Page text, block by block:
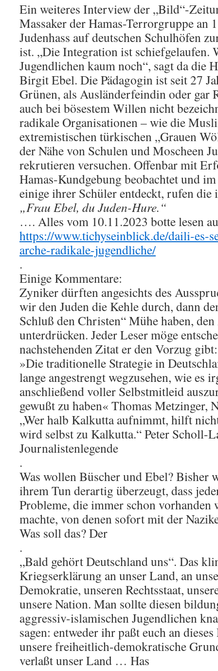
Ein weiteres Interview der „Bild“-
Massaker der Hamas-Terrorgruppe an
Judenhass auf deutschen Schulhöfen
ist. „Die Integration ist schiefgelaufen.
Jugendlichen kaum noch“, sagt da die
Birgit Ebel. Die Pädagogin ist seit 27
Grünen, als Ausländerfeindin oder gar
auch bei bösestem Willen nicht
radikale Organisationen – wie die
extremistischen türkischen „Grauen
der Nähe von Schulen und Moscheen
rekrutieren versuchen. Offenbar mit
Hamas-Kundgebung beobachtet und
einige ihrer Schüler entdeckt, rufen
„Frau Ebel, du Juden-Hure.“
…. Alles vom 10.11.2023 botte lesen
https://www.tichyseinblick.de/daili-es-
arche-radikale-jugendliche/
.
Einige Kommentare:
Zyniker dürften angesichts des
wir den Juden die Kehle durch, dann
Schluß den Christen“ Mühe haben,
unterdrücken. Jeder Leser möge
nachstehenden Zitat er den Vorzug gibt:
»Die traditionelle Strategie in
lange angestrengt wegzusehen, wie es
anschließend voller Selbstmitleid
gewußt zu haben« Thomas Metzinger,
„Wer halb Kalkutta aufnimmt, hilft
wird selbst zu Kalkutta.“ Peter Scholl-
Journalistenlegende
.
Was wollen Büscher und Ebel? Bisher
ihrem Tun derartig überzeugt, dass
Probleme, die immer schon vorhanden
machte, von denen sofort mit der
Was soll das? Der
.
„Bald gehört Deutschland uns“. Das
Kriegserklärung an unser Land, an
Demokratie, unseren Rechtsstaat,
unsere Nation. Man sollte diesen
aggressiv-islamischen Jugendlichen
sagen: entweder ihr paßt euch an
unsere freiheitlich-demokratische
verlaßt unser Land … Has